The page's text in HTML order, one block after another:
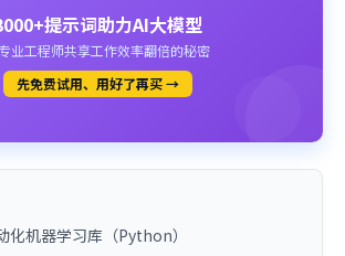
提示词助力AI大模型
业工程师共享工作效率翻倍的秘密
先免费试用、用好了再买 →
化机器学习库（Python）